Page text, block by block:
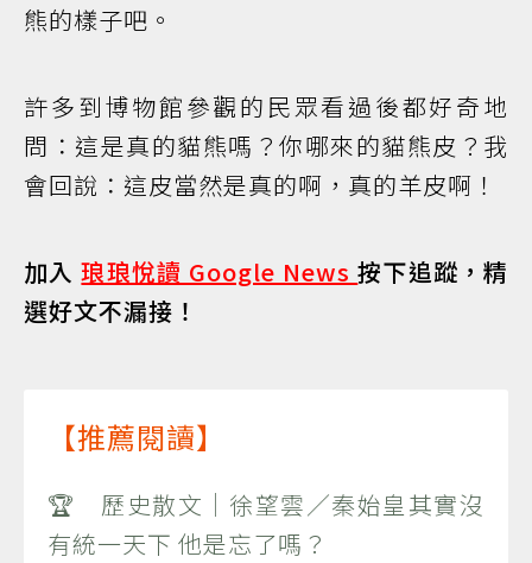
熊的樣子吧。
許多到博物館參觀的民眾看過後都好奇地
問：這是真的貓熊嗎？你哪來的貓熊皮？我
會回說：這皮當然是真的啊，真的羊皮啊！
加入琅琅悅讀 Google News按下追蹤，精
選好文不漏接！
【推薦閱讀】
🏆 歷史散文｜徐望雲／秦始皇其實沒
有統一天下 他是忘了嗎？